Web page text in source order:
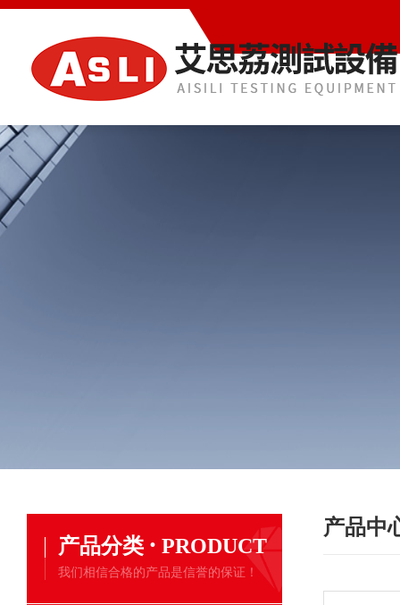
产品分类 · PRODUCT
我们相信合格的产品是信誉的保证！
产品中